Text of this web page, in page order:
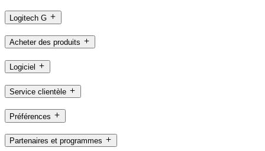
Logitech G
Acheter des produits
Logiciel
Service clientèle
Préférences
Partenaires et programmes